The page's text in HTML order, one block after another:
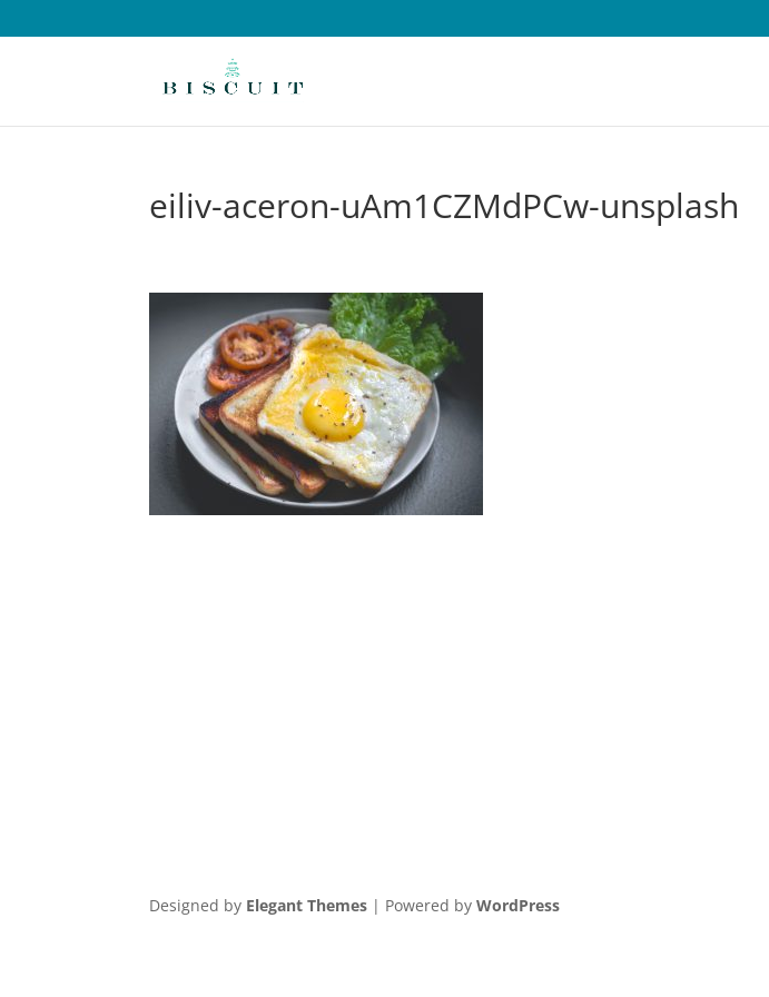
eiliv-aceron-uAm1CZMdPCw-unsplash
Designed by Elegant Themes | Powered byWordPress